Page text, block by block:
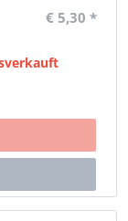
€ 5,30 *